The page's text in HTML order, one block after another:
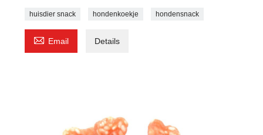
huisdier snack hondenkoekje hondensnack
 Email Details